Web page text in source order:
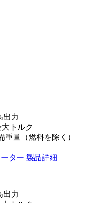
出力
大トルク
重量（燃料を除く）
ター 製品詳細
出力